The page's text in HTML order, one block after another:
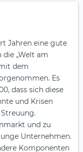
Jahren eine gute
die „Welt am
dem
Es
dass sich diese
und Krisen
und zu
Unternehmen.
Komponenten